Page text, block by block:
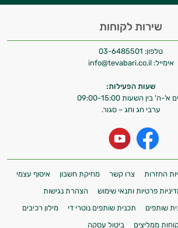
שירות לקוחות
טלפון: 03-6485501
אימייל: info@tevabari.co.il
שעות הפעילות:
א'-ה' בין השעות 09:00-15:00
ערבי חג וחג – סגור.
החזרות צרו קשר מחיקת חשבון
איסוף עצמי
פרטיות ותנאי שימוש
הצהרת נגישות
שותפים תכנית שותפים נוטרי די
מילון רכיבים
ממליצים
ביטול עסקה